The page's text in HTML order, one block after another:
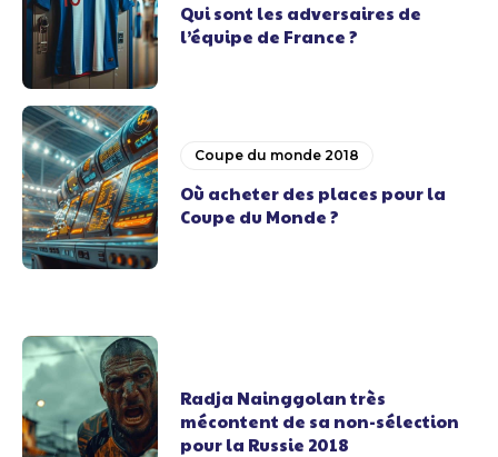
Qui sont les adversaires de
l’équipe de France ?
Coupe du monde 2018
Où acheter des places pour la
Coupe du Monde ?
Radja Nainggolan très
mécontent de sa non-sélection
pour la Russie 2018